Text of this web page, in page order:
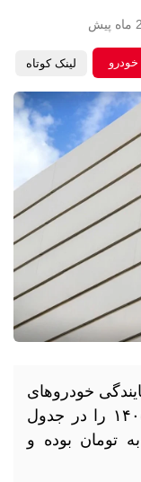
خودرو لینک کوتاه
خودرو‌های
سایپا امروز چهارشنبه ۲۷ خرداد ۱۴۰۵ را در جدول
تومان بوده و